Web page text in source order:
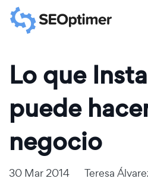
Lo que
puede
negocio
30 Mar 2014
Teresa